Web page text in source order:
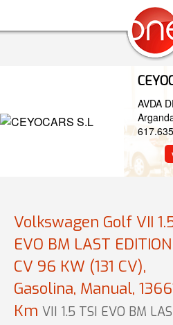
AVDA
Volkswagen Golf VII
EVO BM LAST EDITION
CV 96 KW (131 CV),
Gasolina, Manual,
Km VII 1.5 TSI EVO BM